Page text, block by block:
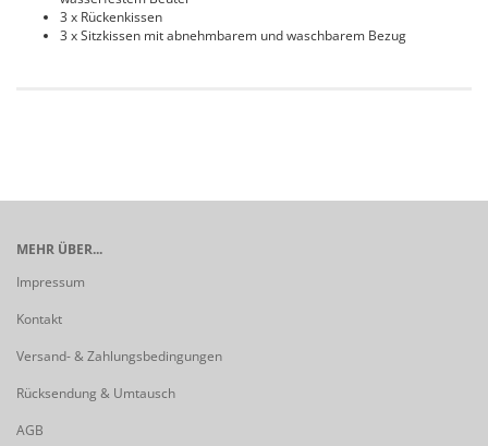
3 x Rückenkissen
3 x Sitzkissen mit abnehmbarem und waschbarem Bezug
MEHR ÜBER...
Impressum
Kontakt
Versand- & Zahlungsbedingungen
Rücksendung & Umtausch
AGB